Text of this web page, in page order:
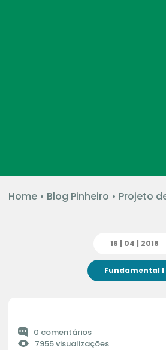
Home• Blog Pinheiro • Projeto
16 | 04 | 2018
Fundamental I
0 comentários
7955 visualizações